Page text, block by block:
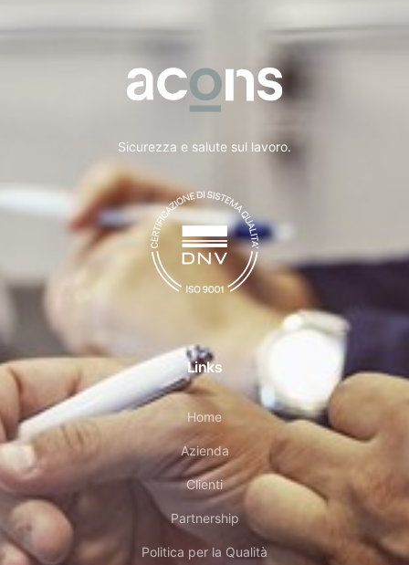
Sicurezza e salute sul lavoro.
Links
Home
Azienda
Clienti
Partnership
Politica per la Qualità